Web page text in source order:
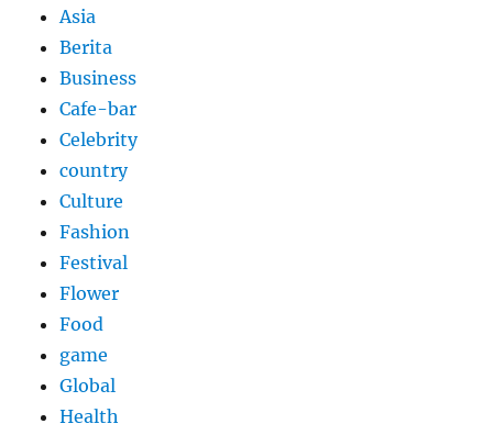
Asia
Berita
Business
Cafe-bar
Celebrity
country
Culture
Fashion
Festival
Flower
Food
game
Global
Health